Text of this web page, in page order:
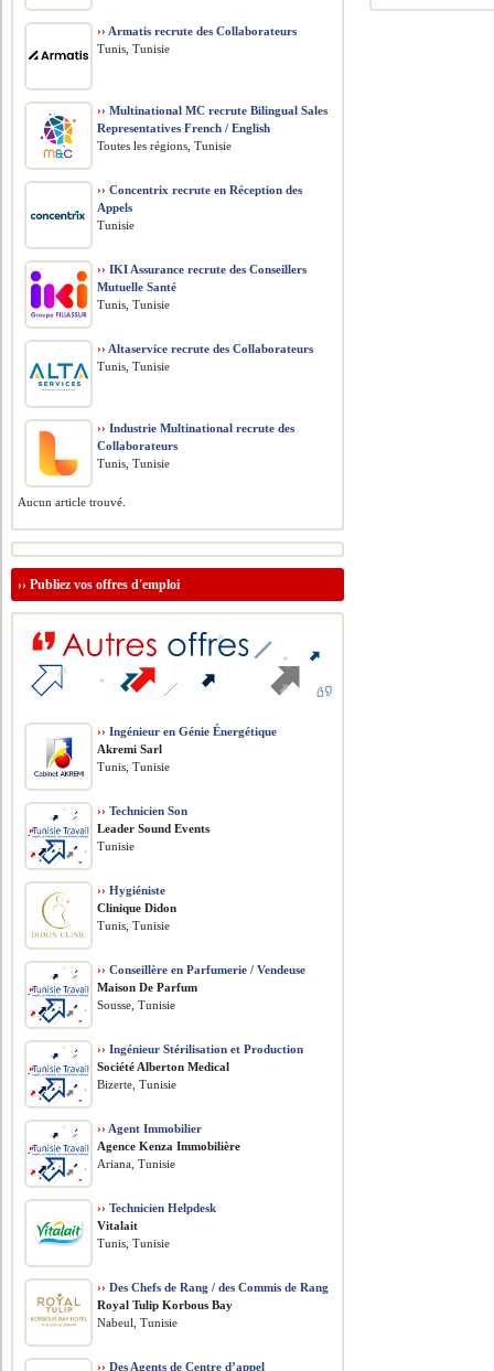
›› Armatis recrute des Collaborateurs
Tunis, Tunisie
›› Multinational MC recrute Bilingual Sales
Representatives French / English
Toutes les régions, Tunisie
›› Concentrix recrute en Réception des
Appels
Tunisie
›› IKI Assurance recrute des Conseillers
Mutuelle Santé
Tunis, Tunisie
›› Altaservice recrute des Collaborateurs
Tunis, Tunisie
›› Industrie Multinational recrute des
Collaborateurs
Tunis, Tunisie
Aucun article trouvé.
››Publiez vos offres d'emploi
›› Ingénieur en Génie Énergétique
Akremi Sarl
Tunis, Tunisie
›› Technicien Son
Leader Sound Events
Tunisie
›› Hygiéniste
Clinique Didon
Tunis, Tunisie
›› Conseillère en Parfumerie / Vendeuse
Maison De Parfum
Sousse, Tunisie
›› Ingénieur Stérilisation et Production
Société Alberton Medical
Bizerte, Tunisie
›› Agent Immobilier
Agence Kenza Immobilière
Ariana, Tunisie
›› Technicien Helpdesk
Vitalait
Tunis, Tunisie
›› Des Chefs de Rang / des Commis de Rang
Royal Tulip Korbous Bay
Nabeul, Tunisie
›› Des Agents de Centre d’appel